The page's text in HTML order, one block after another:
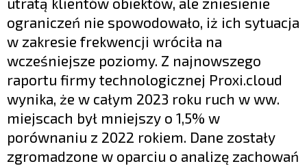
ograniczeń nie spowodowało, iż ich sytuacja
w zakresie frekwencji wróciła na
wcześniejsze poziomy. Z najnowszego
raportu firmy technologicznej Proxi.cloud
wynika, że w całym 2023 roku ruch w ww.
miejscach był mniejszy o 1,5% w
porównaniu z 2022 rokiem. Dane zostały
zgromadzone w oparciu o analizę zachowań